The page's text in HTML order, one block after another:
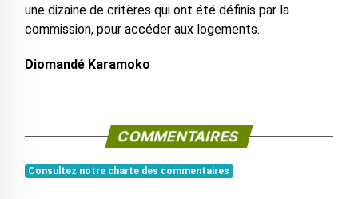
une dizaine de critères qui ont été définis par la
commission, pour accéder aux logements.
Diomandé Karamoko
COMMENTAIRES
Consultez notre charte des commentaires